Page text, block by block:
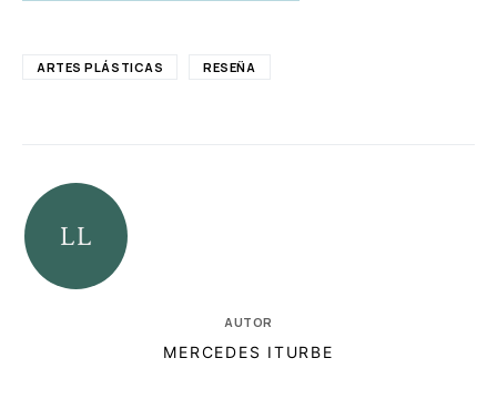
ARTES PLÁSTICAS RESEÑA
AUTOR
MERCEDES ITURBE